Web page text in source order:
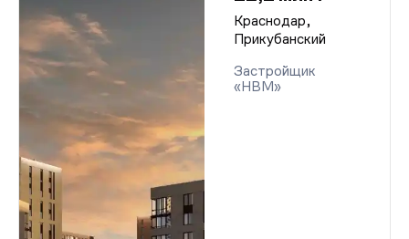
Краснодар,
Прикубанский
Застройщик
«НВМ»